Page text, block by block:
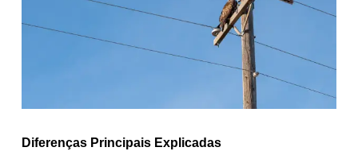
Diferenças Principais Explicadas